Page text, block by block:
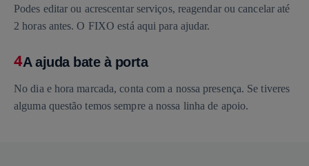
Podes editar ou acrescentar serviços, reagendar ou cancelar até
2 horas antes. O FIXO está aqui para ajudar.
4A ajuda bate à porta
No dia e hora marcada, conta com a nossa presença. Se tiveres
alguma questão temos sempre a nossa linha de apoio.